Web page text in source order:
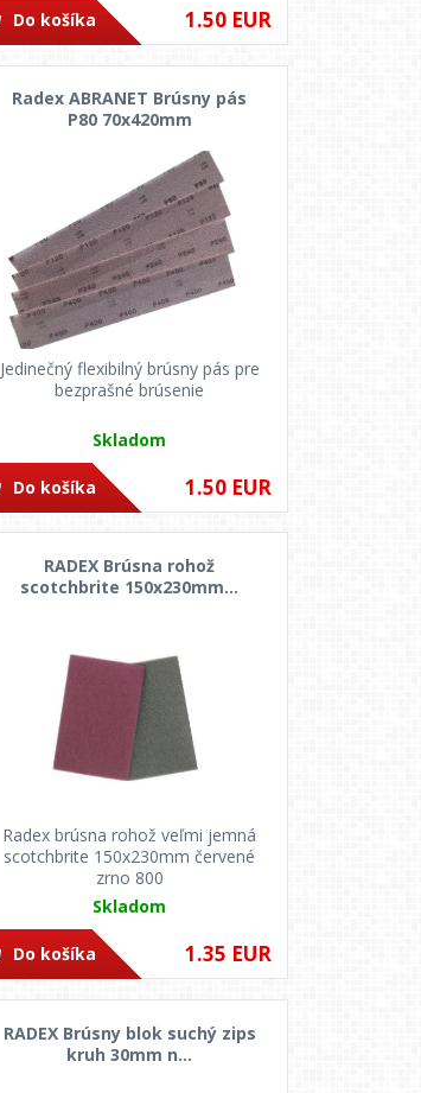
1.50 EUR
Do košíka
Radex ABRANET Brúsny pás
P80 70x420mm
Jedinečný flexibilný brúsny pás pre
bezprašné brúsenie
Skladom
1.50 EUR
Do košíka
RADEX Brúsna rohož
scotchbrite 150x230mm...
Radex brúsna rohož veľmi jemná
scotchbrite 150x230mm červené
zrno 800
Skladom
1.35 EUR
Do košíka
RADEX Brúsny blok suchý zips
kruh 30mm n...